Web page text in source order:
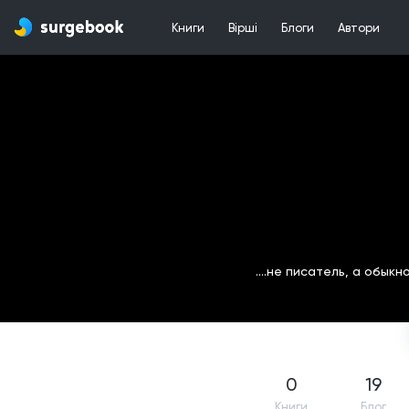
Книги Вірші Блоги Автори
....не писатель, а
0 19